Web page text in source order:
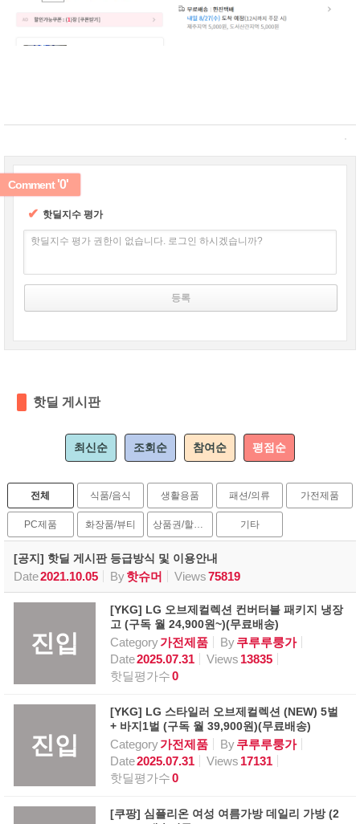
✔ 핫딜지수 평가
핫딜지수 평가 권한이 없습니다. 로그인 하시겠습니까?
Comment'0'
핫딜 게시판
최신순 조회순 참여순 평점순
전체 식품/음식 생활용품 패션/의류 가전제품
PC제품 화장품/뷰티 상품권/할인권 기타
[공지] 핫딜 게시판 등급방식 및 이용안내
Date2021.10.05 By핫슈머 Views75819
진입
[YKG] LG 오브제컬렉션 컨버터블 패키지 냉장
고 (구독 월 24,900원~)(무료배송)
Category가전제품 By쿠루루룽가
Date2025.07.31 Views 13835
핫딜평가수0
진입
[YKG] LG 스타일러 오브제컬렉션 (NEW) 5벌
+ 바지1벌 (구독 월 39,900원)(무료배송)
Category가전제품 By쿠루루룽가
Date2025.07.31 Views 17131
핫딜평가수0
[쿠팡] 심플리온 여성 여름가방 데일리 가방 (2